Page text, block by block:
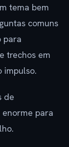
tema bem
comuns
para
trechos em
impulso.
de
para